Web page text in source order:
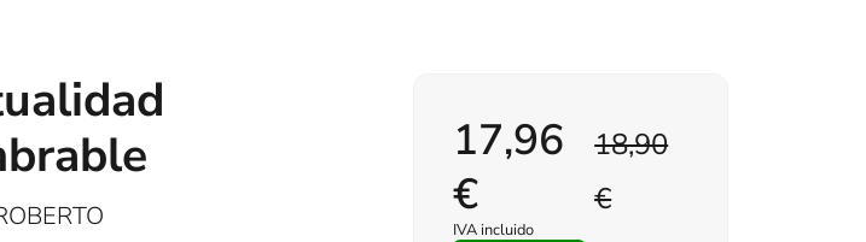
18,90
€
17,96
€
IVA incluido